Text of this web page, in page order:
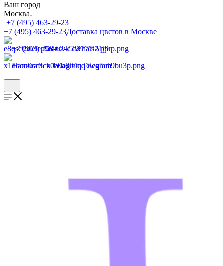
Ваш город
Москва
+7 (495) 463-29-23
+7 (495) 463-29-23Доставка цветов в Москве
+7 (903) 268-62-22WhatsApp
Написать в TelegramTelegram